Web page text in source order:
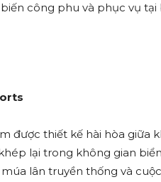
công phu và phục vụ tại
được thiết kế hài hòa giữa
lại trong không gian
lân truyền thống và